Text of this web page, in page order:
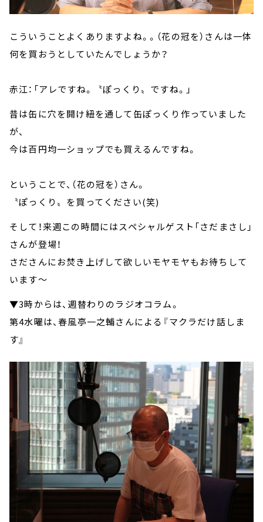
こういうことよくありますよね。。（花の冠を）さんは一体
何を買おうとしていたんでしょうか？
赤江：「アレですね。〝ぽっくり〟ですね。」
昔は缶に穴を開け紐を通して缶ぽっくり作っていました
が、
今は百円均一ショップでも買えるんですね。
ということで、（花の冠を）さん。
〝ぽっくり〟を買ってください(笑)
そして！来週この時間にはスペシャルゲスト「さだまさし」
さんが登場！
さださんにお焚き上げして欲しいモヤモヤもお待ちして
います～
▼3時からは、週替わりのラジオコラム。
第4水曜は、春風亭一之輔さんによる『マクラだけ話しま
す』